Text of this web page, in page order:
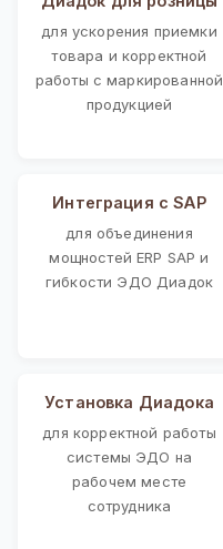
для ускорения приемки
товара и корректной
работы с маркированной
продукцией
Интеграция с SAP
для объединения
мощностей ERP SAP и
гибкости ЭДО Диадок
Установка Диадока
для корректной работы
системы ЭДО на
рабочем месте
сотрудника